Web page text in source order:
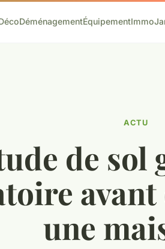
DéménagementÉquipementImmo
ACTU
de sol
une